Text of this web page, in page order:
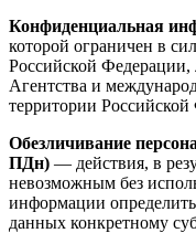
Конфиденциальная
которой ограничен в
Российской
Агентства и
территории
Обезличивание
ПДн) — действия, в
невозможным без
информации
данных конкретному